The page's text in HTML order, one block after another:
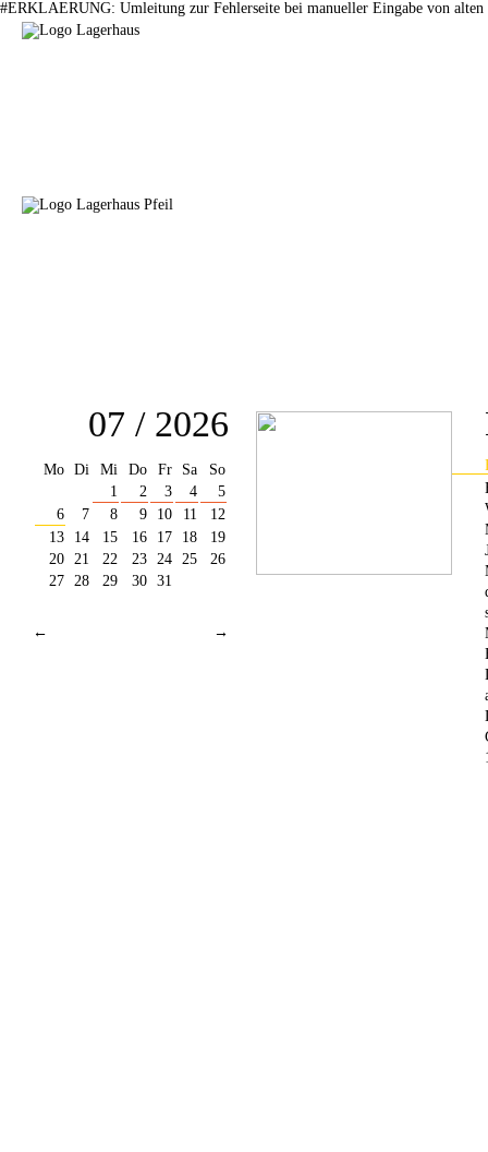
07 / 2026
Mo Di Mi Do Fr Sa
So
1
2 3 4
5
6
7 8 9 10 11
12
13
14 15 16 17 18
19
20 21 22 23 24 25
26
27 28 29 30 31
← →
#ERKLAERUNG: Umleitung zur Fehlerseite bei manueller Eingabe von alten